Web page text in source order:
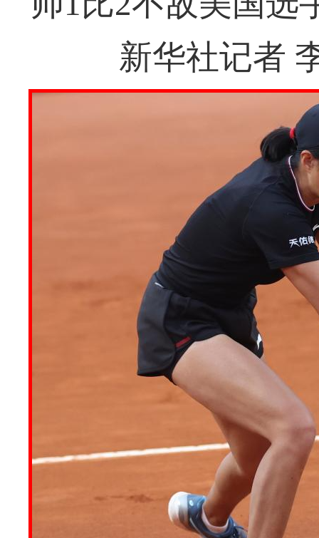
新华社记者